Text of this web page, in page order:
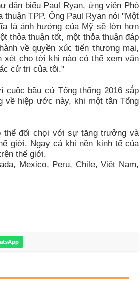
dân biểu Paul Ryan, ứng viên Phó
TPP. Ông Paul Ryan nói "Một
là ảnh hưởng của Mỹ sẽ lớn hơn
thỏa thuận tốt, một thỏa thuận đáp
về quyền xúc tiến thương mại,
cho tới khi nào có thể xem văn
cử tri của tôi."
cuộc bầu cử Tổng thống 2016 sắp
về hiệp ước này, khi một tân Tổng
thể đối chọi với sự tăng trưởng và
giới. Ngay cả khi nền kinh tế của
thế giới.
Mexico, Peru, Chile, Việt Nam,